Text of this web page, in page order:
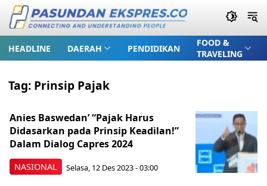
HEADLINE DAERAH PENDIDIKAN
FOOD &
TRAVELING
Tag: Prinsip Pajak
NASIONAL
Anies Baswedan’ “Pajak Harus
Didasarkan pada Prinsip Keadilan!”
Dalam Dialog Capres 2024
Selasa, 12 Des 2023 - 03:00